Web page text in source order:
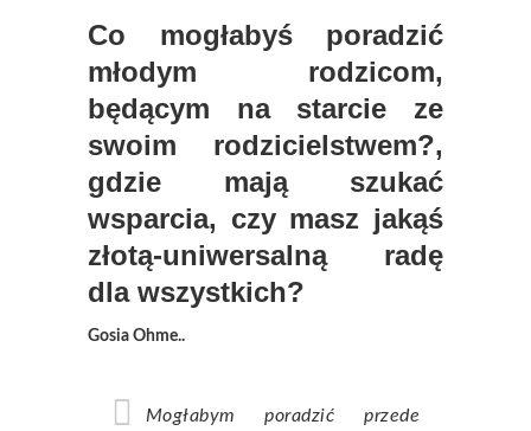
Co mogłabyś poradzić
młodym rodzicom,
będącym na starcie ze
swoim rodzicielstwem?,
gdzie mają szukać
wsparcia, czy masz jakąś
złotą-uniwersalną radę
dla wszystkich?
Gosia Ohme..
Mogłabym poradzić przede